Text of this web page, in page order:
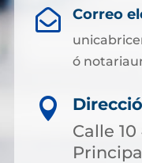
 Correo
ó

Calle